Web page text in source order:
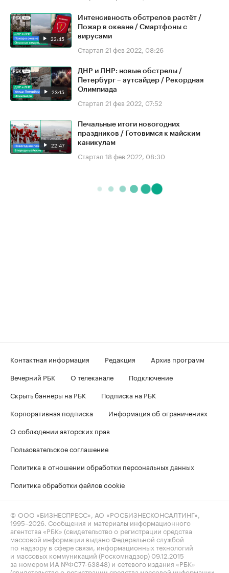
22:45
Интенсивность обстрелов растёт /
Пожар в океане / Смартфоны с
вирусами
Стартап 21 фев 2022, 08:26
23:15
ДНР и ЛНР: новые обстрелы /
Петербург – аутсайдер / Рекордная
Олимпиада
Стартап 21 фев 2022, 07:52
22:47
Печальные итоги новогодних
праздников / Готовимся к майским
каникулам
Стартап 18 фев 2022, 08:30
Контактная информация Редакция
Архив программ
Вечерний РБК
О телеканале
Подключение
Скрыть баннеры на РБК
Подписка на РБК
Корпоративная подписка
Информация об ограничениях
О соблюдении авторских прав
Пользовательское соглашение
Политика в отношении обработки персональных данных
Политика обработки файлов cookie
© ООО «БИЗНЕСПРЕСС», АО «РОСБИЗНЕСКОНСАЛТИНГ»,
1995–2026 . Сообщения и материалы информационного
агентства «РБК» (свидетельство о регистрации средства
массовой информации выдано Федеральной службой
по надзору в сфере связи, информационных технологий
и массовых коммуникаций (Роскомнадзор) 09.12.2015
за номером ИА №ФС77-63848) и сетевого издания «РБК»